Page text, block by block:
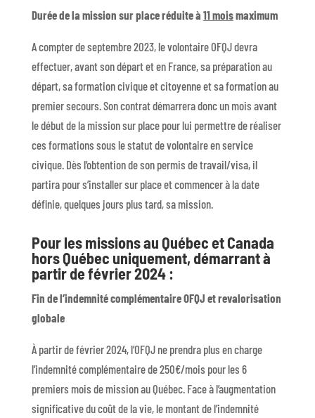
Durée de la mission sur place réduite à 11 moismaximum
A compter de septembre 2023, le volontaire OFQJ devra
effectuer, avant son départ et en France, sa préparation au
départ, sa formation civique et citoyenne et sa formation au
premier secours. Son contrat démarrera donc un mois avant
le début de la mission sur place pour lui permettre de réaliser
ces formations sous le statut de volontaire en service
civique. Dès l’obtention de son permis de travail/visa, il
partira pour s’installer sur place et commencer à la date
définie, quelques jours plus tard, sa mission.
Pour les missions au Québec et Canada
hors Québec uniquement, démarrant à
partir de février 2024 :
Fin de l’indemnité complémentaire OFQJ et revalorisation
globale
À partir de février 2024, l’OFQJ ne prendra plus en charge
l’indemnité complémentaire de 250€/mois pour les 6
premiers mois de mission au Québec. Face à l’augmentation
significative du coût de la vie, le montant de l’indemnité